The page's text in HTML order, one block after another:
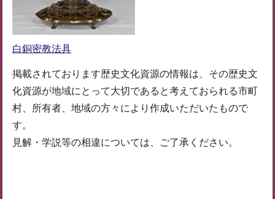
白銅密教法具
掲載されております歴史文化資源の情報は、その歴史文
化資源が地域にとって大切であると考えておられる市町
村、所有者、地域の方々により作成いただいたもので
す。
見解・学説等の相違については、ご了承ください。